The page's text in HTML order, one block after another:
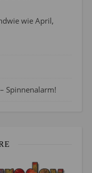
wie April,
Spinnenalarm!